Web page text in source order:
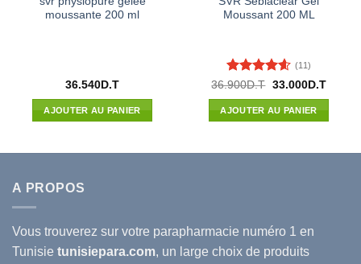
moussante 200 ml
36.540 D.T
AJOUTER AU PANIER
Moussant 200 ML
Note4.55
sur 5
(11)
36.900D.T Le
initial
était :
33.000D.TLe
AJOUTER AU PANIER
A PROPOS
Vous trouverez sur votre parapharmacie numéro 1 en
Tunisie tunisiepara.com, un large choix de produits